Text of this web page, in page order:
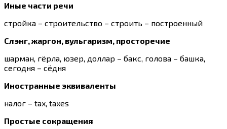
Иные части речи
стройка – строительство – строить – построенный
Слэнг, жаргон, вульгаризм, просторечие
шарман, гёрла, юзер, доллар – бакс, голова – башка,
сегодня – сёдня
Иностранные эквиваленты
налог – tax, taxes
Простые сокращения